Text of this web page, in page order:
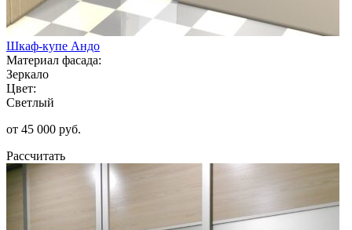
Шкаф-купе Андо
Материал фасада:
Зеркало
Цвет:
Светлый
от 45 000 руб.
Рассчитать